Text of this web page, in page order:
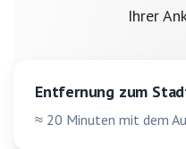
Ihrer
Entfernung zum
≈ 20 Minuten mit dem